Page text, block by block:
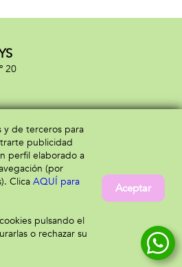
20
Atención al cliente
Envío y devolución
y de terceros para
publicidad
perfil elaborado a
(por
Clica AQUÍ para
pulsando el
o rechazar su
Aceptar